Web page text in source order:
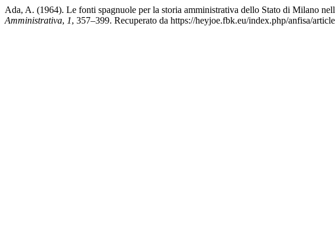
Ada, A. (1964). Le fonti spagnuole per la storia amministrativa dello Stato di Milano
Amministrativa, 1, 357–399. Recuperato da https://heyjoe.fbk.eu/index.php/anfisa/